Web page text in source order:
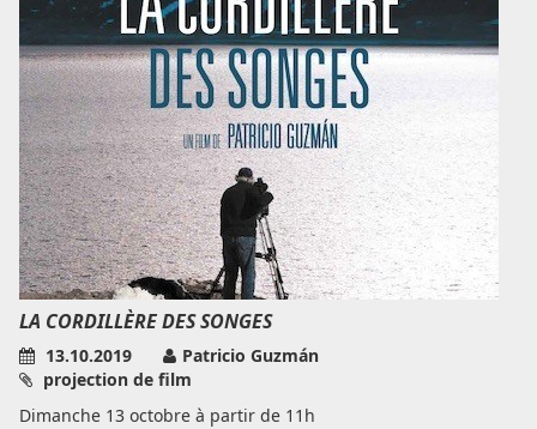
LA CORDILLÈRE DES SONGES
13.10.2019
Patricio Guzmán
projection de film
Dimanche 13 octobre à partir de 11h